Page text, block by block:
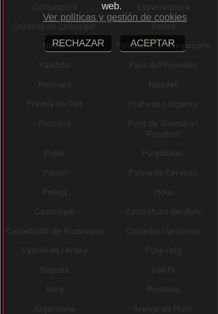
Collsuspina
Esparreguera
Cornellà de Llobregat
Gelida
Navas
Palau-solità i Plegamans
Palafolls
Pacs del Penedès
Rellinars
Rajadell
Premià de Dalt
Prats de Lluçanès
Pontons
Pont de Vilomara i
Rocafort
Pujalt
Puigdàlber
Papiol
Palma de Cervelló
Pallejà
Moià
Castellgalí
Castellfullit del Boix
Castellfollit de Riubregós
Castellet i la Gornal
Castell de l´Areny
Puig-reig
Begues
Gallifa
Sora
Mediona
Argentona
Arenys de Munt
web.
Ver políticas y gestión de cookies
RECHAZAR ACEPTAR